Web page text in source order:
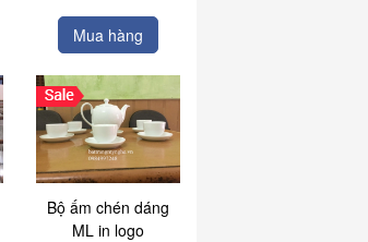
Mua hàng
Bộ ấm chén dáng
ML in logo